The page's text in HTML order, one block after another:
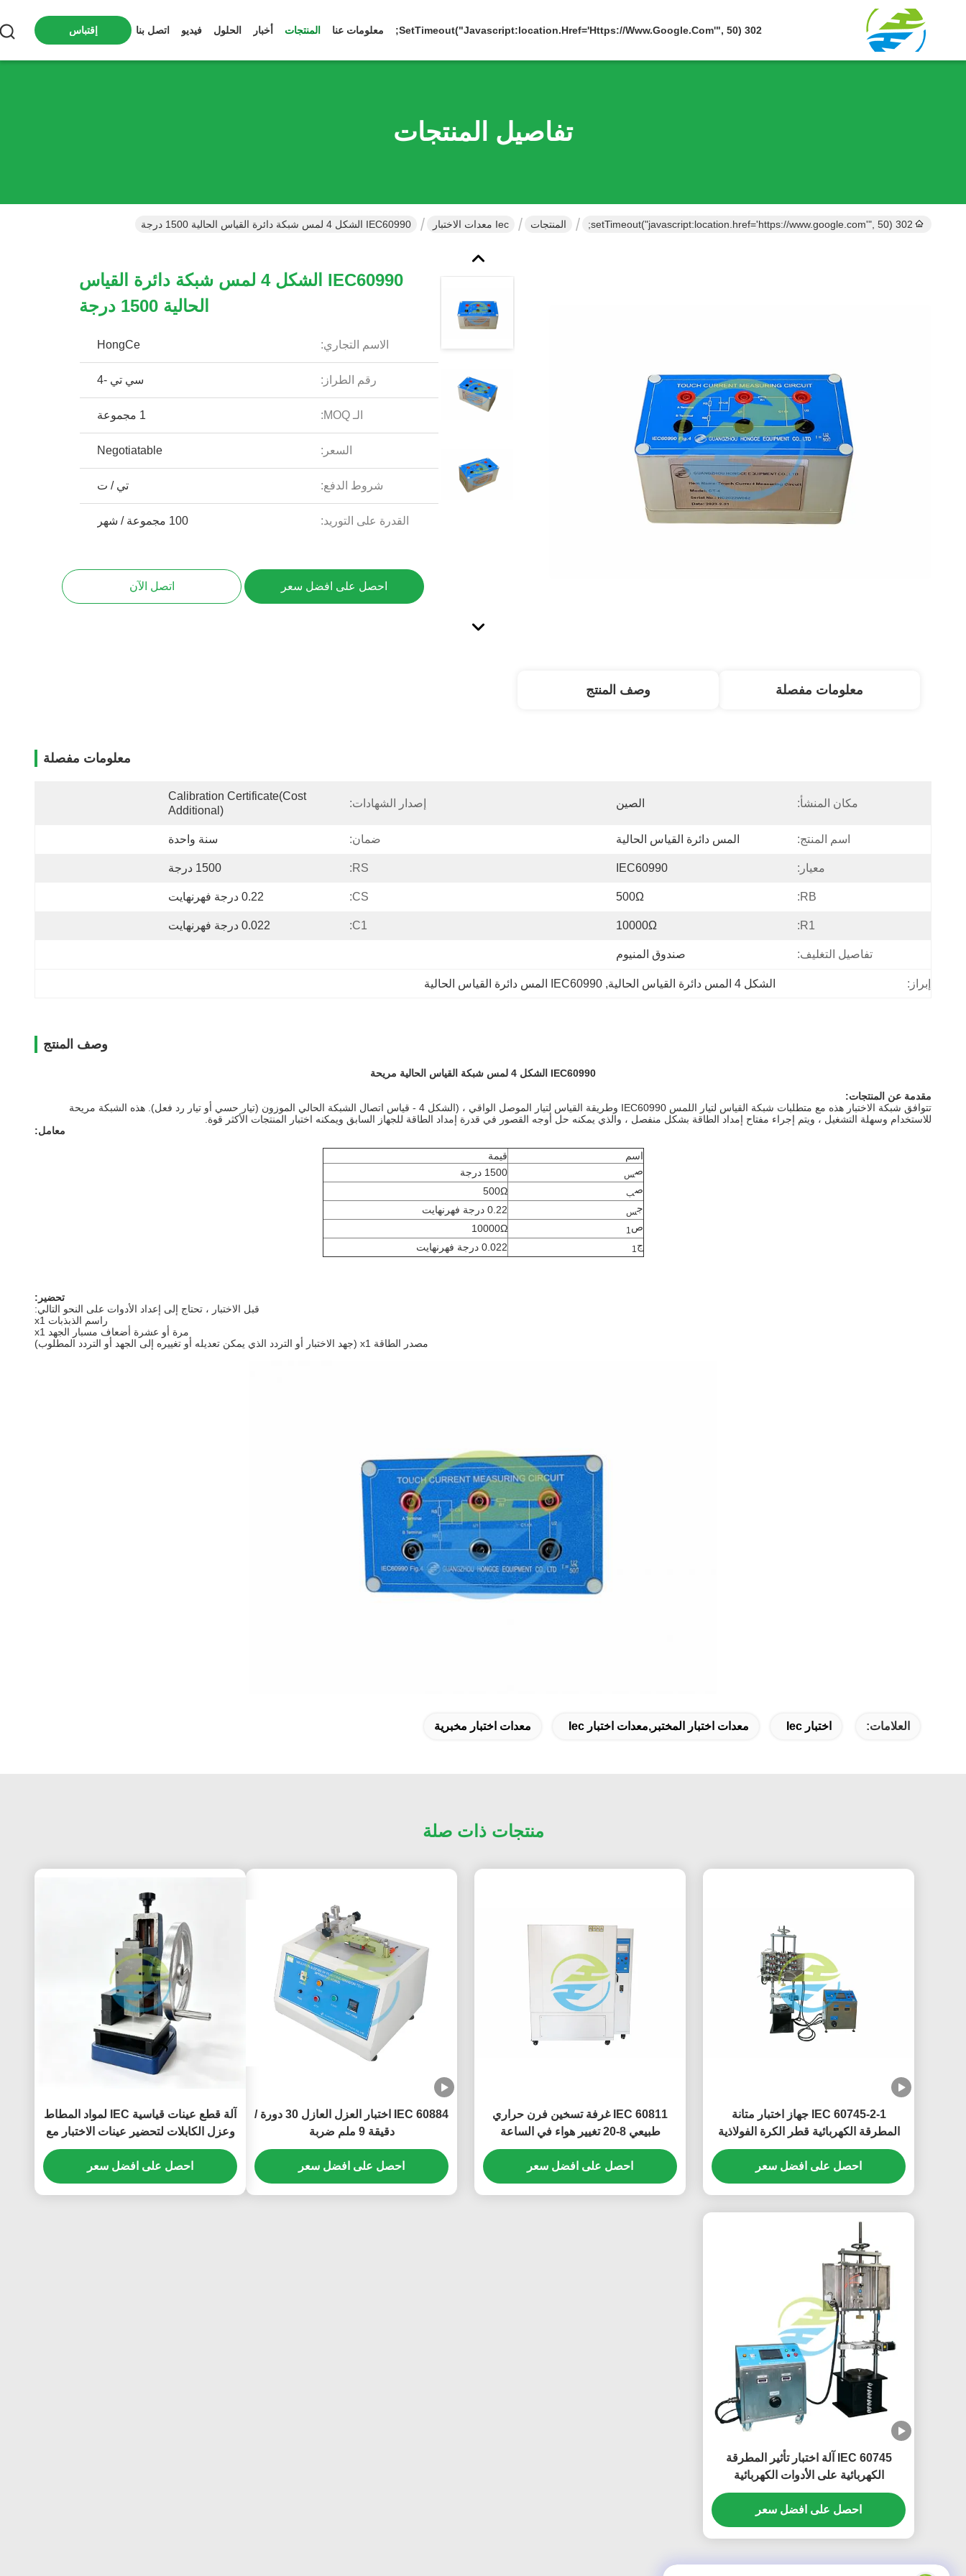
302 SetTimeout("javascript:location.href='https://www.google.com'", 50); معلومات عنا المنتجات أخبار الحلول فيديو اتصل بنا إقتباس
تفاصيل المنتجات
302 setTimeout("javascript:location.href='https://www.google.com'", 50); المنتجات Iec معدات الاختبار IEC60990 الشكل 4 لمس شبكة دائرة القياس الحالية 1500 درجة
IEC60990 الشكل 4 لمس شبكة دائرة القياس
الحالية 1500 درجة
الاسم التجاري: HongCe
رقم الطراز: سي تي -4
الـ MOQ: 1 مجموعة
السعر: Negotiatable
شروط الدفع: تي / ت
القدرة على التوريد: 100 مجموعة / شهر
احصل على افضل سعر اتصل الآن
معلومات مفصلة وصف المنتج
معلومات مفصلة
مكان المنشأ: الصين إصدار الشهادات:
Calibration Certificate(cost
Additional)
اسم المنتج: المس دائرة القياس الحالية ضمان: سنة واحدة
معيار: IEC60990
RS: 1500 درجة
RB:
500Ω
CS: 0.22 درجة فهرنهايت
R1:
10000Ω
C1: 0.022 درجة فهرنهايت
تفاصيل التغليف: صندوق المنيوم
إبراز: الشكل 4 المس دائرة القياس الحالية , IEC60990 المس دائرة القياس الحالية
وصف المنتج
IEC60990 الشكل 4 لمس شبكة القياس الحالية مريحة
مقدمة عن المنتجات:
تتوافق شبكة الاختبار هذه مع متطلبات شبكة القياس لتيار اللمس IEC60990 وطريقة القياس لتيار الموصل الواقي ، (الشكل 4 - قياس اتصال الشبكة الحالي الموزون (تيار حسي أو تيار رد فعل). هذه الشبكة مريحة
للاستخدام وسهلة التشغيل ، ويتم إجراء مفتاح إمداد الطاقة بشكل منفصل ، والذي يمكنه حل أوجه القصور في قدرة إمداد الطاقة للجهاز السابق ويمكنه اختبار المنتجات الأكثر قوة.
معامل:
اسم
قيمة
صس
1500 درجة
صب
500Ω
جس
0.22 درجة فهرنهايت
ص 1
10000Ω
ج 1 0.022 درجة فهرنهايت
تحضير:
قبل الاختبار ، تحتاج إلى إعداد الأدوات على النحو التالي:
راسم الذبذبات x1
مرة أو عشرة أضعاف مسبار الجهد x1
مصدر الطاقة x1 (جهد الاختبار أو التردد الذي يمكن تعديله أو تغييره إلى الجهد أو التردد المطلوب)
العلامات: اختبار Iec معدات اختبار المختبر,معدات اختبار Iec معدات اختبار مخبرية
منتجات ذات صلة
IEC 60745-2-1 جهاز اختبار متانة
المطرقة الكهربائية قطر الكرة الفولاذية
38 مم
احصل على افضل سعر
IEC 60811 غرفة تسخين فرن حراري
طبيعي 8-20 تغيير هواء في الساعة
احصل على افضل سعر
IEC 60884 اختبار العزل العازل 30 دورة /
دقيقة 9 ملم ضربة
احصل على افضل سعر
آلة قطع عينات قياسية IEC لمواد المطاط
وعزل الكابلات لتحضير عينات الاختبار مع
قالب دمبل مخصص
احصل على افضل سعر
IEC 60745 آلة اختبار تأثير المطرقة
الكهربائية على الأدوات الكهربائية
المحمولة حتى 2.5 كيلوواط
احصل على افضل سعر